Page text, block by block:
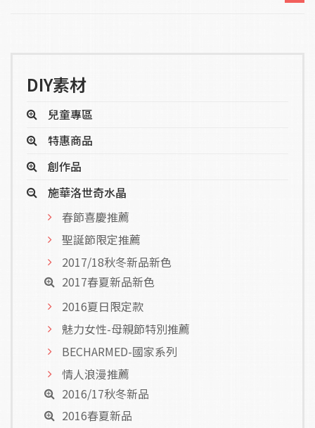
DIY素材
兒童專區
特惠商品
創作品
施華洛世奇水晶
春節喜慶推薦
聖誕節限定推薦
2017/18秋冬新品新色
2017春夏新品新色
2016夏日限定款
魅力女性-母親節特別推薦
BECHARMED-國家系列
情人浪漫推薦
2016/17秋冬新品
2016春夏新品